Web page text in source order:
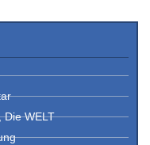
Die WELT